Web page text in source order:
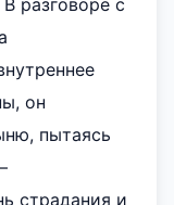
разговоре с
он
пытаясь
страдания и